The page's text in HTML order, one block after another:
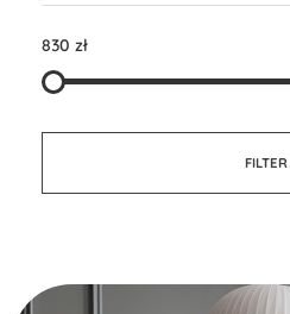
830 zł
FILTER